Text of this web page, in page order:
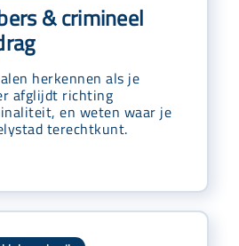
& crimineel
herkennen als je
afglijdt richting
en weten waar je
terechtkunt.